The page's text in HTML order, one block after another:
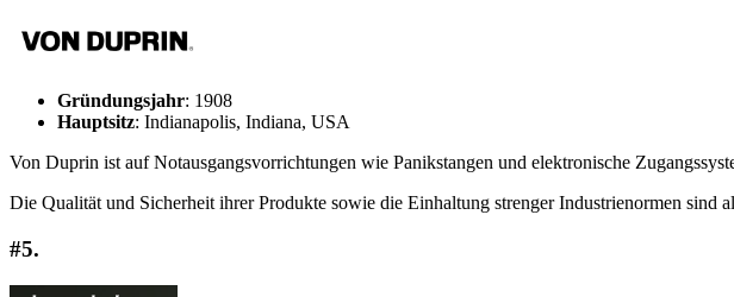
Gründungsjahr: 1908
Hauptsitz: Indianapolis, Indiana, USA
Von Duprin ist auf Notausgangsvorrichtungen wie Panikstangen und elektronische
Die Qualität und Sicherheit ihrer Produkte sowie die Einhaltung strenger Industrienormen
#5.